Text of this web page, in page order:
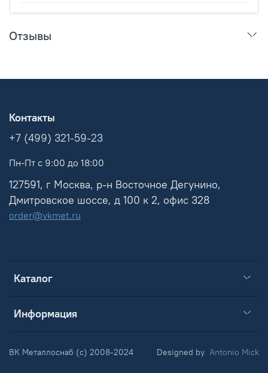
Отзывы
Каталог
Информация
Контакты
+7 (499) 321-59-23
Пн-Пт с 9:00 до 18:00
127591, г Москва, р-н Восточное Дегунино,
Дмитровское шоссе, д 100 к 2, офис 328
order@vkmet.ru
ВК Металлоснаб (c) 2008-2024 Designed by Antonio Mick